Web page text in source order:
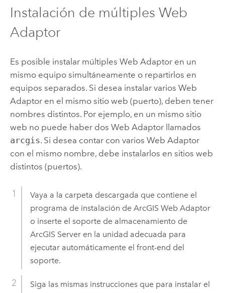
Instalación de múltiples Web
Adaptor
Es posible instalar múltiples Web Adaptor en un
mismo equipo simultáneamente o repartirlos en
equipos separados. Si desea instalar varios Web
Adaptor en el mismo sitio web (puerto), deben tener
nombres distintos. Por ejemplo, en un mismo sitio
web no puede haber dos Web Adaptor llamados
arcgis. Si desea contar con varios Web Adaptor
con el mismo nombre, debe instalarlos en sitios web
distintos (puertos).
Vaya a la carpeta descargada que contiene el
programa de instalación de ArcGIS Web Adaptor
o inserte el soporte de almacenamiento de
ArcGIS Serveren la unidad adecuada para
ejecutar automáticamente el front-end del
soporte.
Siga las mismas instrucciones que para instalar el